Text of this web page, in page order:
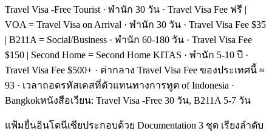
Travel Visa -Free Tourist · พำนัก 30 วัน · Travel Visa Fee ฟรี |
VOA = Travel Visa on Arrival · พำนัก 30 วัน · Travel Visa Fee $35
| B211A = Social/Business · พำนัก 60-180 วัน · Travel Visa Fee
$150 | Second Home = Second Home KITAS · พำนัก 5-10 ปี ·
Travel Visa Fee $500+ · ค่ากลาง Travel Visa Fee ของประเทศนี้ ≈
93 · เวลาถอดรหัสเคสที่ตัวแทนทางการทูต of Indonesia ·
Bangkokหนังสือเวียน: Travel Visa -Free 30 วัน, B211A 5-7 วัน
แฟ้มยื่นอินโดนีเซียประกอบด้วย Documentation 3 ชุด เรียงลำดับ